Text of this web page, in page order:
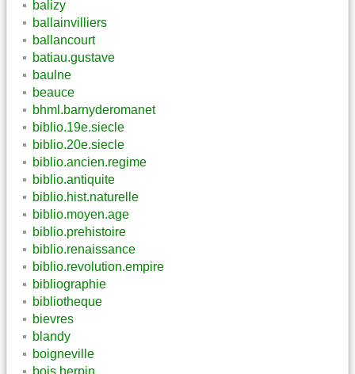
balizy
ballainvilliers
ballancourt
batiau.gustave
baulne
beauce
bhml.barnyderomanet
biblio.19e.siecle
biblio.20e.siecle
biblio.ancien.regime
biblio.antiquite
biblio.hist.naturelle
biblio.moyen.age
biblio.prehistoire
biblio.renaissance
biblio.revolution.empire
bibliographie
bibliotheque
bievres
blandy
boigneville
bois.herpin